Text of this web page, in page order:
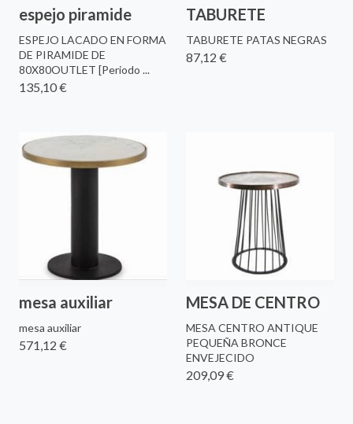
espejo piramide
ESPEJO LACADO EN FORMA
DE PIRAMIDE DE
80X80OUTLET [Periodo ...
135,10 €
TABURETE
TABURETE PATAS NEGRAS
87,12 €
mesa auxiliar
mesa auxiliar
571,12 €
MESA DE CENTRO
MESA CENTRO ANTIQUE
PEQUEÑA BRONCE
ENVEJECIDO
209,09 €